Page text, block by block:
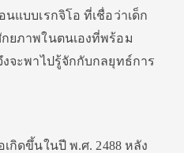
แบบเรกจิโอ ที่เชื่อว่าเด็ก
ยภาพในตนเองที่พร้อม
งจะพาไปรู้จักกับกลยุทธ์การ
กิดขึ้นในปี พ.ศ. 2488 หลัง